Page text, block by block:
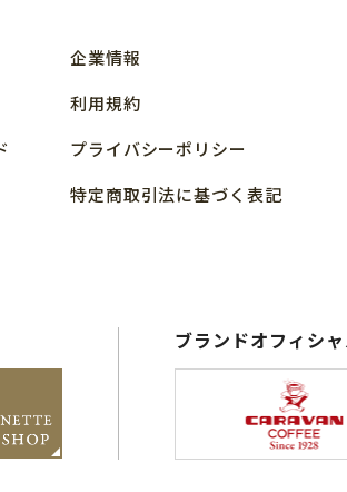
企業情報
利用規約
プライバシーポリシー
特定商取引法に基づく表記
ブランドオフィシ